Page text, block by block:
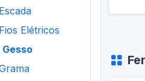
Elétricos